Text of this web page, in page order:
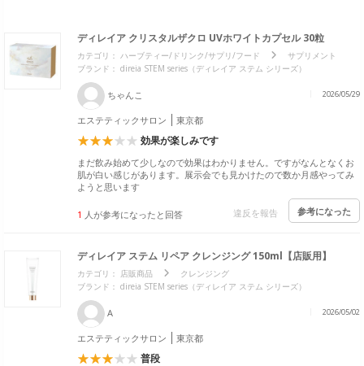
ディレイア クリスタルザクロ UVホワイトカプセル 30粒
カテゴリ： ハーブティー/ドリンク/サプリ/フード
サプリメント
ブランド： direia STEM series（ディレイア ステム シリーズ）
ちゃんこ 2026/05/29
エステティックサロン 東京都
効果が楽しみです
まだ飲み始めて少しなので効果はわかりません。ですがなんとなくお
肌が白い感じがあります。展示会でも見かけたので数か月感やってみ
ようと思います
1 人が参考になったと回答 違反を報告 参考になった
ディレイア ステム リペア クレンジング 150ml【店販用】
カテゴリ： 店販商品
クレンジング
ブランド： direia STEM series（ディレイア ステム シリーズ）
A 2026/05/02
エステティックサロン 東京都
普段